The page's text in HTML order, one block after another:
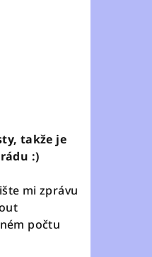
takže je
:)
mi zprávu
počtu